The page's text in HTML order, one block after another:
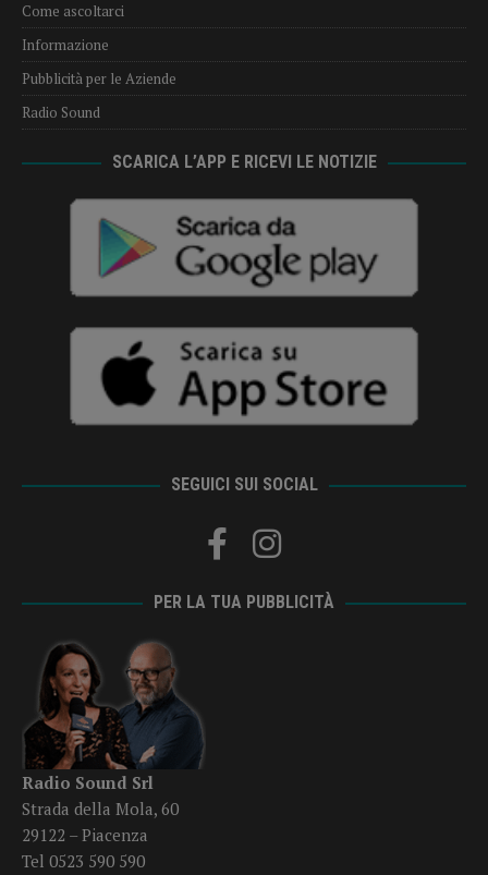
Come ascoltarci
Informazione
Pubblicità per le Aziende
Radio Sound
SCARICA L’APP E RICEVI LE NOTIZIE
SEGUICI SUI SOCIAL
PER LA TUA PUBBLICITÀ
Radio Sound Srl
Strada della Mola, 60
29122 – Piacenza
Tel 0523 590 590